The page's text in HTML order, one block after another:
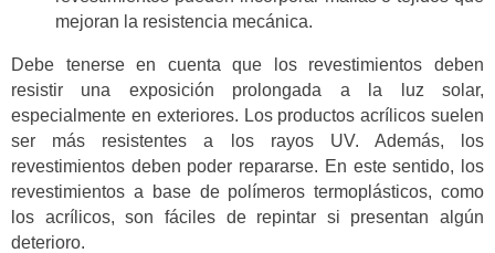
mejoran la resistencia mecánica.
Debe tenerse en cuenta que los revestimientos deben
resistir una exposición prolongada a la luz solar,
especialmente en exteriores. Los productos acrílicos suelen
ser más resistentes a los rayos UV. Además, los
revestimientos deben poder repararse. En este sentido, los
revestimientos a base de polímeros termoplásticos, como
los acrílicos, son fáciles de repintar si presentan algún
deterioro.